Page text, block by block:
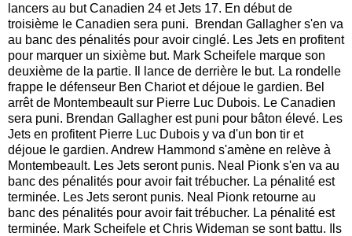
lancers au but Canadien 24 et Jets 17. En début de
troisième le Canadien sera puni. Brendan Gallagher s'en va
au banc des pénalités pour avoir cinglé. Les Jets en profitent
pour marquer un sixième but. Mark Scheifele marque son
deuxième de la partie. Il lance de derrière le but. La rondelle
frappe le défenseur Ben Chariot et déjoue le gardien. Bel
arrêt de Montembeault sur Pierre Luc Dubois. Le Canadien
sera puni. Brendan Gallagher est puni pour bâton élevé. Les
Jets en profitent Pierre Luc Dubois y va d'un bon tir et
déjoue le gardien. Andrew Hammond s'amène en relève à
Montembeault. Les Jets seront punis. Neal Pionk s'en va au
banc des pénalités pour avoir fait trébucher. La pénalité est
terminée. Les Jets seront punis. Neal Pionk retourne au
banc des pénalités pour avoir fait trébucher. La pénalité est
terminée. Mark Scheifele et Chris Wideman se sont battu. Ils